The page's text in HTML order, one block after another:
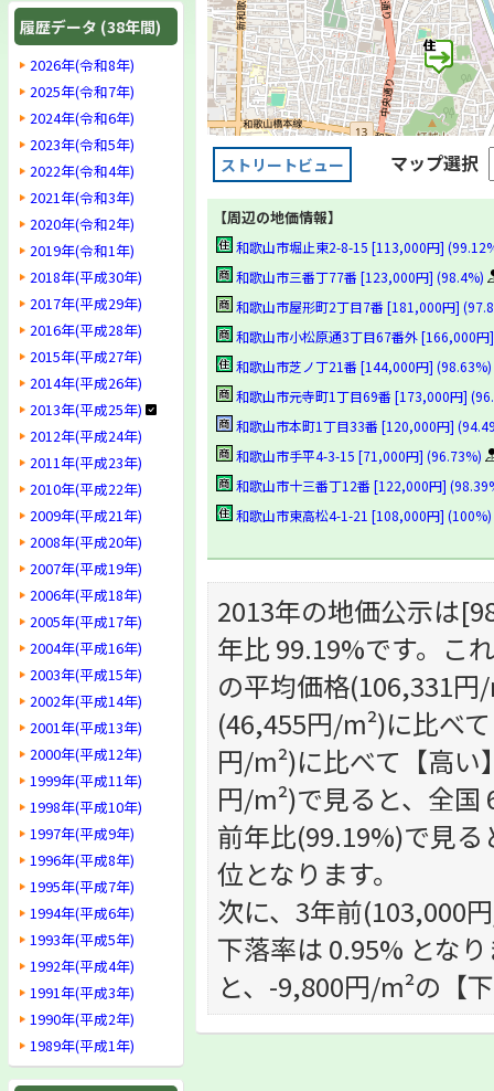
ストリートビュー マップ選択
【周辺の地価情報】
和歌山市堀止東2-8-15 [113,000円]
和歌山市三番丁77番 [123,000円] (98.4%)
和歌山市屋形町2丁目7番 [181,000円]
和歌山市小松原通3丁目67番外 [166,000
和歌山市芝ノ丁21番 [144,000円] (98.63%)
和歌山市元寺町1丁目69番 [173,000円]
和歌山市本町1丁目33番 [120,000円]
和歌山市手平4-3-15 [71,000円] (96.73%)
和歌山市十三番丁12番 [122,000円]
和歌山市東高松4-1-21 [108,000円] (100%)
2013年の地価公示は
年比 99.19%です。こ
の平均価格(106,331
(46,455円/m²)に比べ
円/m²)に比べて【高
円/m²)で見ると、全国
前年比(99.19%)で見る
位となります。
次に、3年前(103,000
下落率は 0.95% とな
と、-9,800円/m²の【
履歴データ (38年間)
2026年(令和8年)
2025年(令和7年)
2024年(令和6年)
2023年(令和5年)
2022年(令和4年)
2021年(令和3年)
2020年(令和2年)
2019年(令和1年)
2018年(平成30年)
2017年(平成29年)
2016年(平成28年)
2015年(平成27年)
2014年(平成26年)
2013年(平成25年)
2012年(平成24年)
2011年(平成23年)
2010年(平成22年)
2009年(平成21年)
2008年(平成20年)
2007年(平成19年)
2006年(平成18年)
2005年(平成17年)
2004年(平成16年)
2003年(平成15年)
2002年(平成14年)
2001年(平成13年)
2000年(平成12年)
1999年(平成11年)
1998年(平成10年)
1997年(平成9年)
1996年(平成8年)
1995年(平成7年)
1994年(平成6年)
1993年(平成5年)
1992年(平成4年)
1991年(平成3年)
1990年(平成2年)
1989年(平成1年)